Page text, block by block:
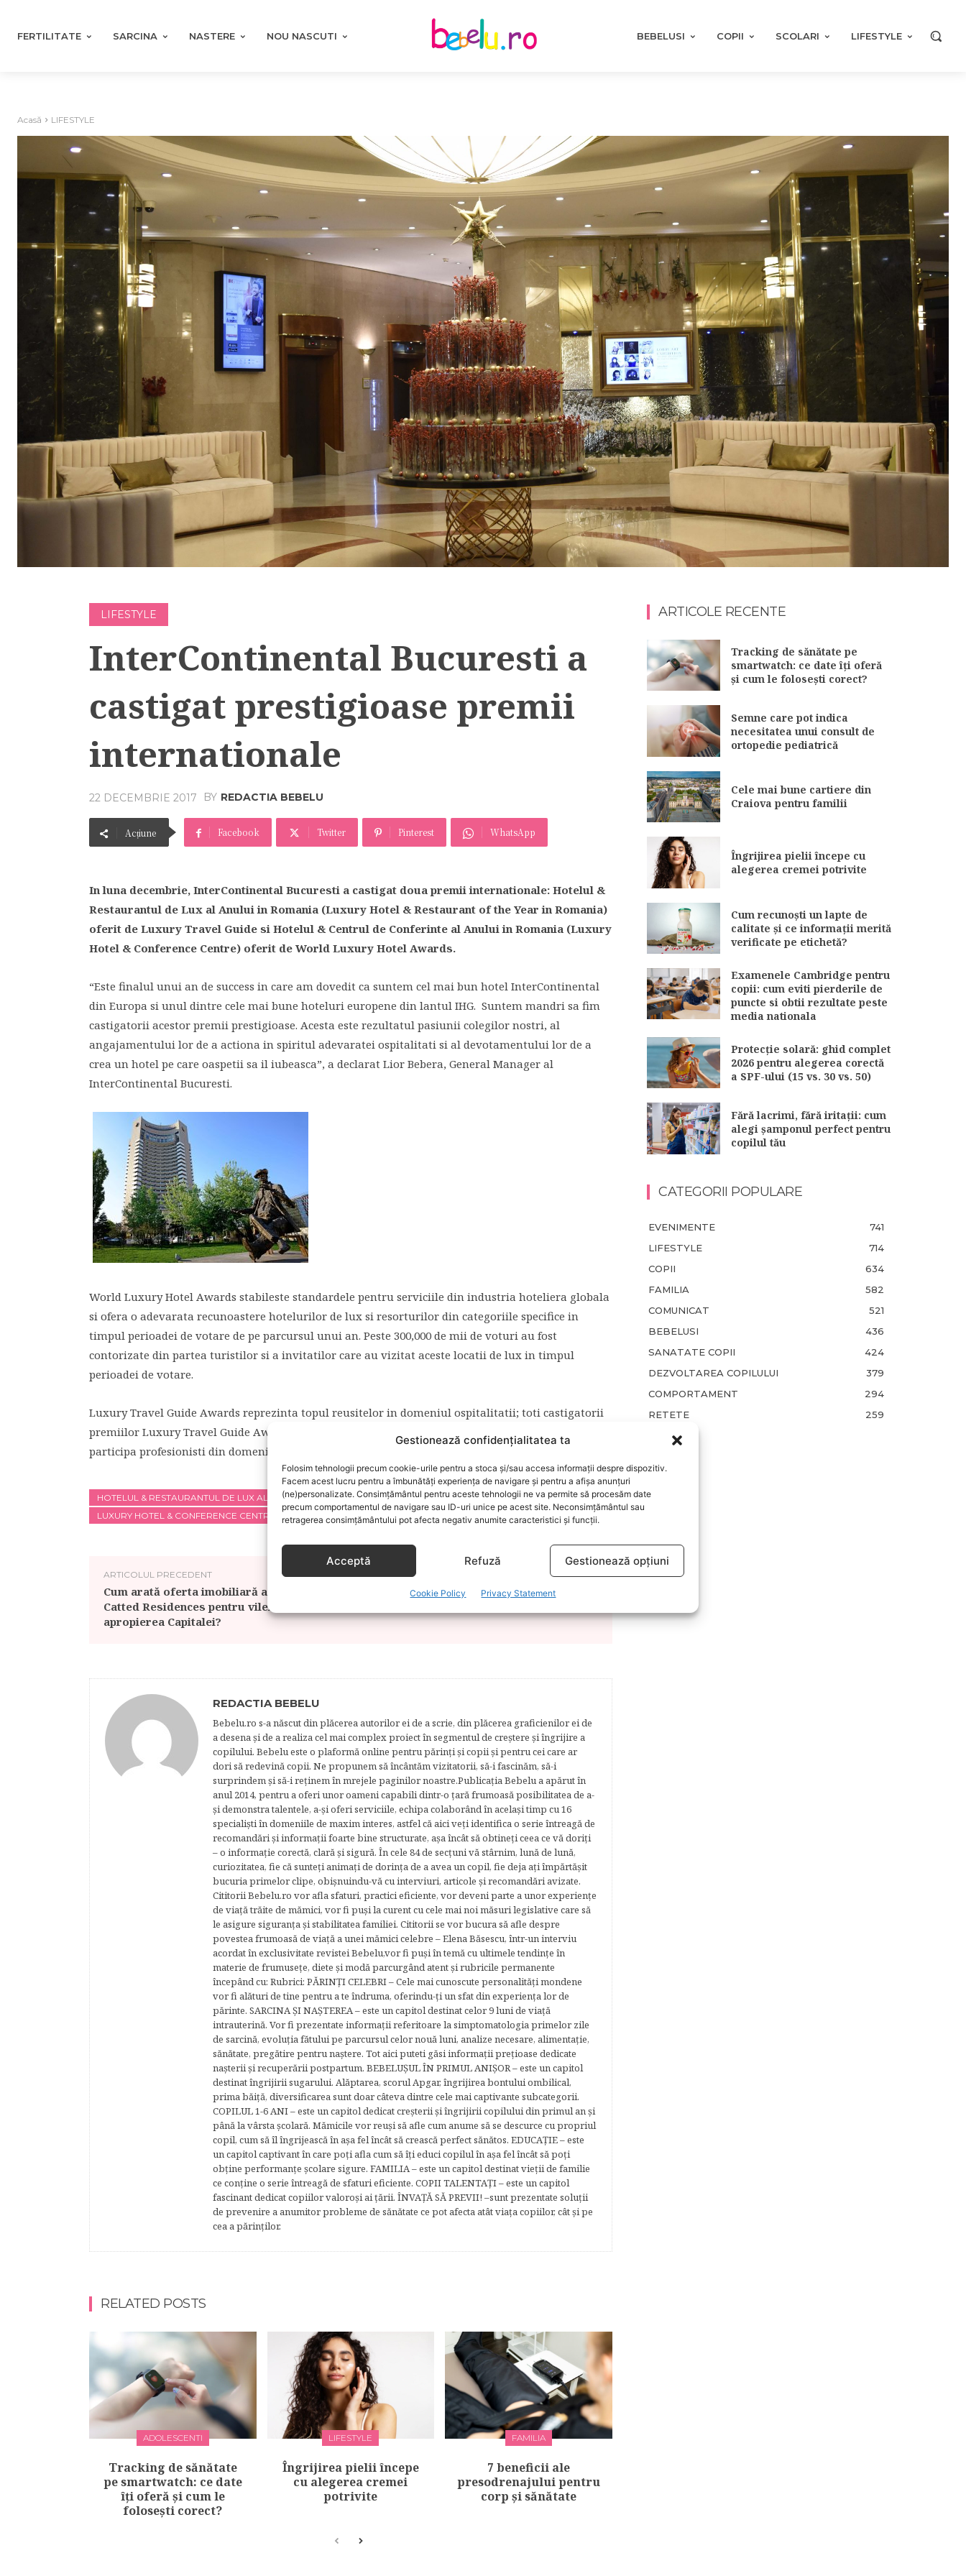
Gestionează confidențialitatea ta
Folosim tehnologii precum cookie-urile pentru a stoca și/sau accesa informații despre dispozitiv.
Facem acest lucru pentru a îmbunătăți experiența de navigare și pentru a afișa anunțuri
(ne)personalizate. Consimțământul pentru aceste tehnologii ne va permite să procesăm date
precum comportamentul de navigare sau ID-uri unice pe acest site. Neconsimțământul sau
retragerea consimțământului pot afecta negativ anumite caracteristici și funcții.
Acceptă Refuză Gestionează opțiuni
Cookie Policy Privacy Statement
FERTILITATE SARCINA NASTERE NOU NASCUTI BEBELUSI COPII SCOLARI LIFESTYLE
Acasă LIFESTYLE
LIFESTYLE
InterContinental Bucuresti a
castigat prestigioase premii
internationale
22 DECEMBRIE 2017 BY REDACTIA BEBELU
Acțiune Facebook Twitter Pinterest WhatsApp
In luna decembrie, InterContinental Bucuresti a castigat doua premii internationale: Hotelul &
Restaurantul de Lux al Anului in Romania (Luxury Hotel & Restaurant of the Year in Romania)
oferit de Luxury Travel Guide si Hotelul & Centrul de Conferinte al Anului in Romania (Luxury
Hotel & Conference Centre) oferit de World Luxury Hotel Awards.
“Este finalul unui an de success in care am dovedit ca suntem cel mai bun hotel InterContinental
din Europa si unul dintre cele mai bune hoteluri europene din lantul IHG. Suntem mandri sa fim
castigatorii acestor premii prestigioase. Acesta este rezultatul pasiunii colegilor nostri, al
angajamentului lor de a actiona in spiritul adevaratei ospitalitati si al devotamentului lor de a
crea un hotel pe care oaspetii sa il iubeasca”, a declarat Lior Bebera, General Manager al
InterContinental Bucuresti.
World Luxury Hotel Awards stabileste standardele pentru serviciile din industria hoteliera globala
si ofera o adevarata recunoastere hotelurilor de lux si resorturilor din categoriile specifice in
timpul perioadei de votare de pe parcursul unui an. Peste 300,000 de mii de voturi au fost
contorizate din partea turistilor si a invitatilor care au vizitat aceste locatii de lux in timpul
perioadei de votare.
Luxury Travel Guide Awards reprezinta topul reusitelor in domeniul ospitalitatii; toti castigatorii
premiilor Luxury Travel Guide Awards intra intr-un proces de jurizare foarte strict la care
participa profesionisti din domeniul industriei ospitalitatii.
HOTELUL & RESTAURANTUL DE LUX AL ANULUI IN ROMANIA
INTERCONTINENTAL BUCURESTI
LUXURY HOTEL & CONFERENCE CENTRE
ARTICOLUL PRECEDENT
Cum arată oferta imobiliară a celor de la
Catted Residences pentru vilele din
apropierea Capitalei?
ARTICOLUL URMĂTOR
Magia sarbatorilor de iarna a cuprins
REDACTIA BEBELU
Bebelu.ro s-a născut din plăcerea autorilor ei de a scrie, din plăcerea graficienilor ei de
a desena şi de a realiza cel mai complex proiect în segmentul de creştere şi îngrijire a
copilului. Bebelu este o plaformă online pentru părinţi şi copii şi pentru cei care ar
dori să redevină copii. Ne propunem să încântăm vizitatorii, să-i fascinăm, să-i
surprindem şi să-i reţinem în mrejele paginilor noastre.​ Publicația Bebelu a apărut în
anul 2014, pentru a oferi unor oameni capabili dintr-o ţară frumoasă posibilitatea de a-
şi demonstra talentele, a-şi oferi serviciile, echipa colaborând în acelaşi timp cu 16
specialişti în domeniile de maxim interes, astfel că aici veţi identifica o serie întreagă de
recomandări şi informaţii foarte bine structurate, aşa încât să obtineţi ceea ce vă doriţi
– o informaţie corectă, clară şi sigură. În cele 84 de secțuni vă stârnim, lună de lună,
curiozitatea, fie că sunteţi animaţi de dorinţa de a avea un copil, fie deja aţi împărtăşit
bucuria primelor clipe, obişnuindu-vă cu interviuri, articole şi recomandări avizate.
Cititorii Bebelu.ro vor afla sfaturi, practici eficiente, vor deveni parte a unor experienţe
de viaţă trăite de mămici, vor fi puşi la curent cu cele mai noi măsuri legislative care să
le asigure siguranţa şi stabilitatea familiei. Cititorii se vor bucura să afle despre
povestea frumoasă de viață a unei mămici celebre – Elena Băsescu, într-un interviu
acordat în exclusivitate revistei Bebelu,vor fi puşi în temă cu ultimele tendinţe în
materie de frumuseţe, diete şi modă parcurgând atent şi rubricile permanente
începând cu: Rubrici: PĂRINŢI CELEBRI – Cele mai cunoscute personalităţi mondene
vor fi alături de tine pentru a te îndruma, oferindu-ţi un sfat din experienţa lor de
părinte. SARCINA ŞI NAŞTEREA – este un capitol destinat celor 9 luni de viaţă
intrauterină. Vor fi prezentate informaţii referitoare la simptomatologia primelor zile
de sarcină, evoluţia fătului pe parcursul celor nouă luni, analize necesare, alimentaţie,
sănătate, pregătire pentru naştere. Tot aici puteti găsi informaţii preţioase dedicate
naşterii şi recuperării postpartum. BEBELUŞUL ÎN PRIMUL ANIŞOR – este un capitol
destinat îngrijirii sugarului. Alăptarea, scorul Apgar, îngrijirea bontului ombilical,
prima băiţă, diversificarea sunt doar câteva dintre cele mai captivante subcategorii.
COPILUL 1-6 ANI – este un capitol dedicat creşterii şi îngrijirii copilului din primul an şi
până la vârsta şcolară. Mămicile vor reuşi să afle cum anume să se descurce cu propriul
copil, cum să îl îngrijească în aşa fel încât să crească perfect sănătos. EDUCAŢIE – este
un capitol captivant în care poţi afla cum să îţi educi copilul în aşa fel încât să poţi
obţine performanţe şcolare sigure. FAMILIA – este un capitol destinat vieţii de familie
ce conţine o serie întreagă de sfaturi eficiente. COPII TALENTAŢI – este un capitol
fascinant dedicat copiilor valoroși ai țării. ÎNVAŢĂ SĂ PREVII! –sunt prezentate soluţii
de prevenire a anumitor probleme de sănătate ce pot afecta atât viaţa copiilor, cât şi pe
cea a părinţilor.
RELATED POSTS
ADOLESCENTI
Tracking de sănătate
pe smartwatch: ce date
îți oferă și cum le
folosești corect?
LIFESTYLE
Îngrijirea pielii începe
cu alegerea cremei
potrivite
FAMILIA
7 beneficii ale
presodrenajului pentru
corp și sănătate
ARTICOLE RECENTE
Tracking de sănătate pe
smartwatch: ce date îți oferă
și cum le folosești corect?
Semne care pot indica
necesitatea unui consult de
ortopedie pediatrică
Cele mai bune cartiere din
Craiova pentru familii
Îngrijirea pielii începe cu
alegerea cremei potrivite
Cum recunoști un lapte de
calitate și ce informații merită
verificate pe etichetă?
Examenele Cambridge pentru
copii: cum eviti pierderile de
puncte si obtii rezultate peste
media nationala
Protecție solară: ghid complet
2026 pentru alegerea corectă
a SPF-ului (15 vs. 30 vs. 50)
Fără lacrimi, fără iritații: cum
alegi șamponul perfect pentru
copilul tău
CATEGORII POPULARE
EVENIMENTE
741
LIFESTYLE
714
COPII
634
FAMILIA
582
COMUNICAT
521
BEBELUSI
436
SANATATE COPII
424
DEZVOLTAREA COPILULUI
379
COMPORTAMENT
294
RETETE
259